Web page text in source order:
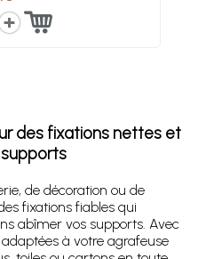
des fixations nettes et
de décoration ou de
fixations fiables qui
abîmer vos supports. Avec
à votre agrafeuse